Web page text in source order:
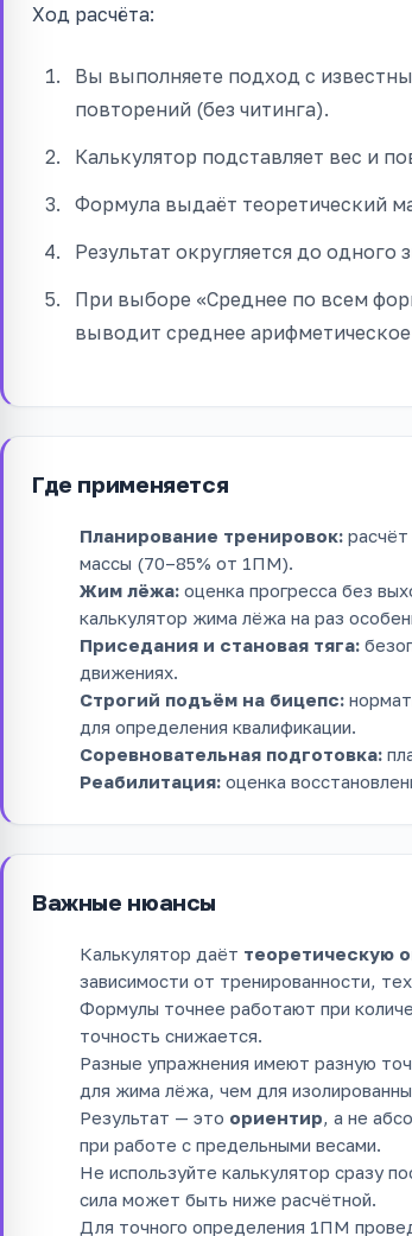
Ход расчёта:
Вы выполняете подход с
повторений (без читинга).
Калькулятор подставляет вес и
Формула выдаёт теоретический
Результат округляется до одного
При выборе «Среднее по всем
выводит среднее
Где применяется
Планирование тренировок:
массы (70–85% от 1ПМ).
Жим лёжа: оценка прогресса без
калькулятор жима лёжа на раз
Приседания и становая тяга:
движениях.
Строгий подъём на бицепс:
для определения квалификации.
Соревновательная подготовка:
Реабилитация: оценка
Важные нюансы
Калькулятор даёт теоретическую
зависимости от тренированности,
Формулы точнее работают при
точность снижается.
Разные упражнения имеют разную
для жима лёжа, чем для
Результат — это ориентир, а не
при работе с предельными весами.
Не используйте калькулятор сразу
сила может быть ниже расчётной.
Для точного определения 1ПМ